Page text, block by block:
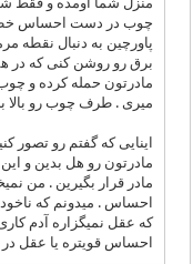
چوب در دست احساس خطر
پاورچین به دنبال نقطه
برق رو روشن کنی که در
مادرتون حمله کرده و
میری . طرف چوب رو بالا
اینایی که گفتم رو تصور
مادرتون رو هل بدین و
مادر قرار بگیرین . من
احساس . میدونم که
که عقل نمیگزاره آدم
احساس قویتره یا عقل